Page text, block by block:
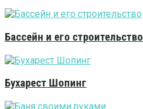
Бассейн и его строительство
Бухарест Шопинг